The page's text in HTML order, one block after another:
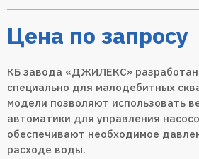
Цена по запросу
КБ завода «ДЖИЛЕКС»
специально для малодебитных
модели позволяют использовать
автоматики для управления
обеспечивают необходимое
расходе воды.